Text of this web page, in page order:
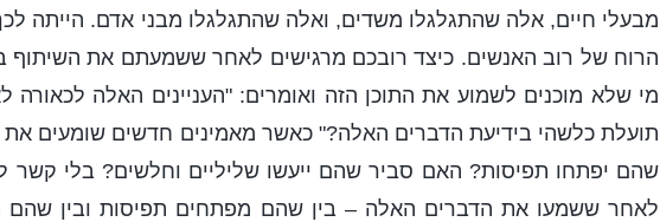
מבעלי חיים, אלה שהתגלגלו משדים, ואלה שהתגלגלו מבני אדם. הייתה
הרוח של רוב האנשים. כיצד רובכם מרגישים לאחר ששמעתם את השיתוף
מי שלא מוכנים לשמוע את התוכן הזה ואומרים: "העניינים האלה
תועלת כלשהי בידיעת הדברים האלה?" כאשר מאמינים חדשים שומעים
שהם יפתחו תפיסות? האם סביר שהם ייעשו שליליים וחלשים? בלי קשר
לאחר ששמעו את הדברים האלה – בין שהם מפתחים תפיסות ובין שהם